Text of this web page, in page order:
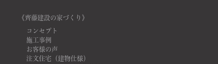
《齊藤建設の家づくり》
コンセプト
施工事例
お客様の声
注文住宅（建物仕様）